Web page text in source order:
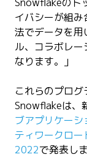
イバシーが組
法でデータを用
ル、コラボレ
なります。」
これらのプログ
Snowflakeは、
ブアプリケーシ
ティワークロー
2022で発表し